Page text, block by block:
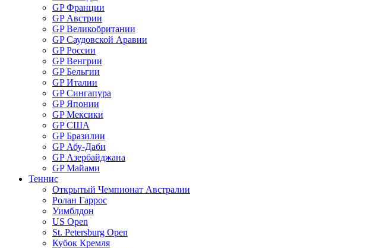
GP Франции
GP Австрии
GP Великобритании
GP Саудовской Аравии
GP России
GP Венгрии
GP Бельгии
GP Италии
GP Сингапура
GP Японии
GP Мексики
GP США
GP Бразилии
GP Абу-Даби
GP Азербайджана
GP Майами
Теннис
Открытый Чемпионат Австралии
Ролан Гаррос
Уимблдон
US Open
St. Petersburg Open
Кубок Кремля